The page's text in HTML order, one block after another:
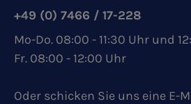
+49 (0) 7466 / 17-228
Mo-Do. 08:00 - 11:30 Uhr und
Fr. 08:00 - 12:00 Uhr
Oder schicken Sie uns eine E-